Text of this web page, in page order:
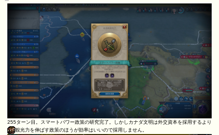
255ターン目。スマートパワー政策の研究完了。しかしカナダ文明は外交資本を採用するより
観光力を伸ばす政策のほうが効率はいいので採用しません。